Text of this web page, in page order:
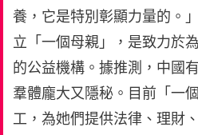
養，它是特別彰顯力量的。
立「一個母親」，是致力於
的公益機構。據推測，中國
羣體龐大又隱秘。目前「一
工，為她們提供法律、理財